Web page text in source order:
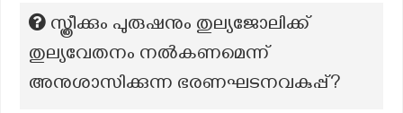
സ്ത്രീക്കും പുരുഷനും തുല്യജോലിക്ക്
തുല്യവേതനം നൽകണമെന്ന്
അനുശാസിക്കുന്ന ഭരണഘടനവകുപ്പ്?